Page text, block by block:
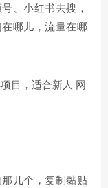
、小红书去搜，
哪儿，流量在哪
几个，复制黏贴